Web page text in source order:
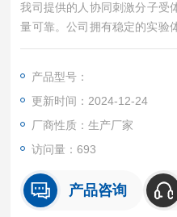
我司提供的人协同刺激分子受
量可靠。公司拥有稳定的实验
验结果，是您值得信赖的合作
产品型号：
更新时间：2024-12-24
厂商性质：生产厂家
访问量：693
产品咨询